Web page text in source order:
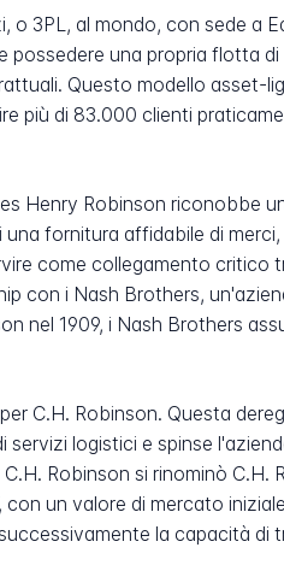
3PL, al mondo, con sede a
una propria flotta
Questo modello asset-
più di 83.000 clienti
Henry Robinson riconobbe
fornitura affidabile di
come collegamento critico
con i Nash Brothers,
nel 1909, i Nash Brothers
C.H. Robinson. Questa
logistici e spinse
Robinson si rinominò C.H.
un valore di mercato
la capacità